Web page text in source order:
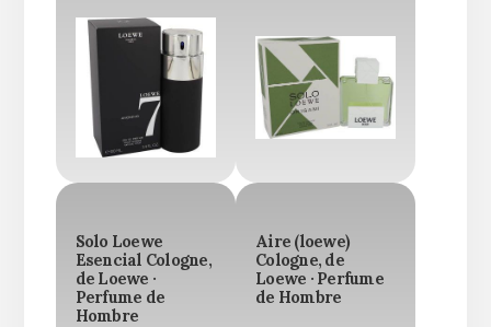
Solo Loewe
Esencial Cologne,
de Loewe ·
Perfume de
Hombre
Aire (loewe)
Cologne, de
Loewe · Perfume
de Hombre